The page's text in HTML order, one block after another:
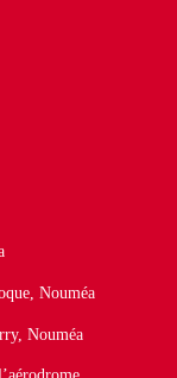
Nouméa
Nouméa